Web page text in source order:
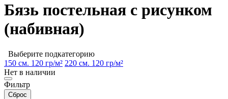
Бязь постельная с рисунком
(набивная)
Выберите подкатегорию
150 см. 120 гр/м² 220 см. 120 гр/м²
Нет в наличии
Фильтр
Сброс